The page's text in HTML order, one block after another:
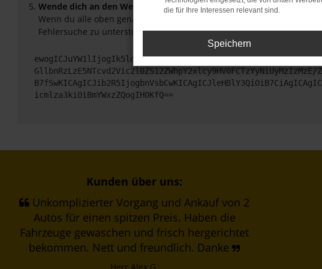
Wende dich an den Webseitenbetreiber.
Wenn du alle oben genannten Schritte versucht hast, kontaktiere
Fehlersuche zu unterstützen:
GllbnRzLzE5NTcvd2Vic2l0ZS12ZWhpY2xlcy9HV0FCTzYyNiUyMzIzMzE/
icmlza3kiOiBmYWxzZQogIH0KfQ==
Kunden über uns:
Unkomplizierter Vorgang und Ankauf von 2
Autos für einen spitzen Preis. Haben die
Fahrzeuge gewaschen und frisch hergerichtet
bekommen. Nett und freundlich. Danke
die für Ihre Interessen relevant sind.
Speichern